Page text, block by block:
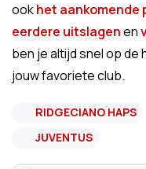
ookhet aankomende
eerdere uitslagenen
ben je altijd snel op de
jouw favoriete club.
RIDGECIANO HAPS
JUVENTUS